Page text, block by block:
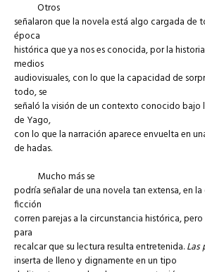
Otros
señalaron que la novela está algo cargada de
época
histórica que ya nos es conocida, por la
medios
audiovisuales, con lo que la capacidad de
todo, se
señaló la visión de un contexto conocido bajo
de Yago,
con lo que la narración aparece envuelta en
de hadas.
Mucho más se
podría señalar de una novela tan extensa, en
ficción
corren parejas a la circunstancia histórica,
para
recalcar que su lectura resulta entretenida.Las
inserta de lleno y dignamente en un tipo